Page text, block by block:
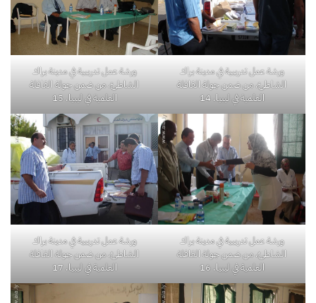
ورشة عمل تدريبية في مدينة براك
الشاطئ، من ضمن جولة القافلة
العلمية في ليبيا. 14
ورشة عمل تدريبية في مدينة براك
الشاطئ، من ضمن جولة القافلة
العلمية في ليبيا. 15
ورشة عمل تدريبية في مدينة براك
الشاطئ، من ضمن جولة القافلة
العلمية في ليبيا. 16
ورشة عمل تدريبية في مدينة براك
الشاطئ، من ضمن جولة القافلة
العلمية في ليبيا. 17